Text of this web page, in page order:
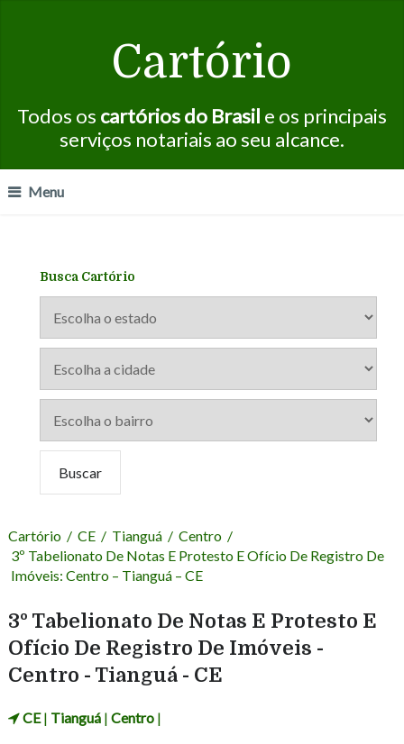
Cartório
Todos os cartórios do Brasil e os principais
serviços notariais ao seu alcance.
Menu
Busca Cartório
Cartório / CE / Tianguá / Centro /
3º Tabelionato De Notas E Protesto E Ofício De Registro De
Imóveis: Centro – Tianguá – CE
3º Tabelionato De Notas E Protesto E
Ofício De Registro De Imóveis -
Centro - Tianguá - CE
CE| Tianguá| Centro|